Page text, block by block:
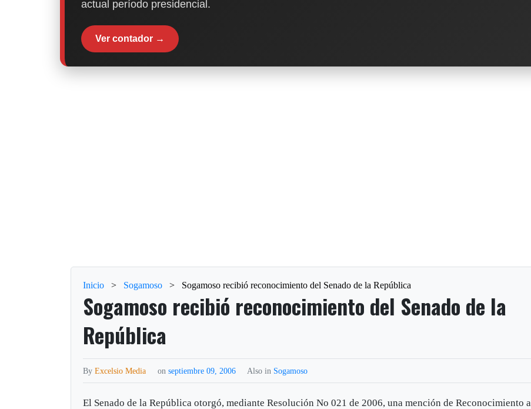
actual período presidencial.
Ver contador →
Inicio > Sogamoso > Sogamoso recibió reconocimiento del Senado de la República
Sogamoso recibió reconocimiento del Senado de la
República
ByExcelsio Media onseptiembre 09, 2006 Also in Sogamoso
El Senado de la República otorgó, mediante Resolución No 021 de 2006, una mención de Reconocimiento a